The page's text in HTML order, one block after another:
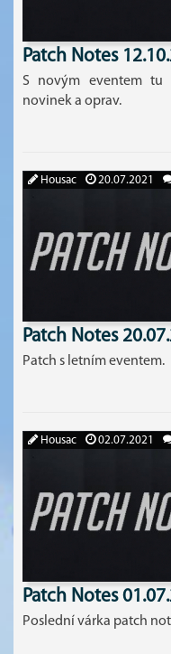
Patch Notes
S novým eventem tu
novinek a oprav.
Housac 20.07.2021
Patch Notes
Patch s letním eventem.
Housac 02.07.2021
Patch Notes
Poslední várka patch